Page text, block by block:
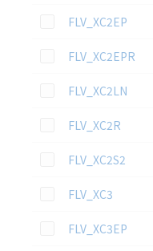
この資料を選択
FLV_XC2EP
この資料を選択
FLV_XC2EPR
この資料を選択
FLV_XC2LN
この資料を選択
FLV_XC2R
この資料を選択
FLV_XC2S2
この資料を選択
FLV_XC3
この資料を選択
FLV_XC3EP